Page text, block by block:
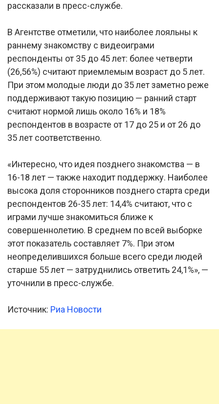
рассказали в пресс-службе.
В Агентстве отметили, что наиболее лояльны к
раннему знакомству с видеоиграми
респонденты от 35 до 45 лет: более четверти
(26,56%) считают приемлемым возраст до 5 лет.
При этом молодые люди до 35 лет заметно реже
поддерживают такую позицию — ранний старт
считают нормой лишь около 16% и 18%
респондентов в возрасте от 17 до 25 и от 26 до
35 лет соответственно.
«Интересно, что идея позднего знакомства — в
16-18 лет — также находит поддержку. Наиболее
высока доля сторонников позднего старта среди
респондентов 26-35 лет: 14,4% считают, что с
играми лучше знакомиться ближе к
совершеннолетию. В среднем по всей выборке
этот показатель составляет 7%. При этом
неопределившихся больше всего среди людей
старше 55 лет — затруднились ответить 24,1%», —
уточнили в пресс-службе.
Источник: Риа Новости